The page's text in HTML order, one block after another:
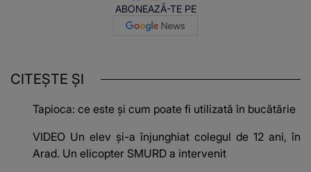
ABONEAZĂ-TE PE
CITEȘTE ȘI
Tapioca: ce este și cum poate fi utilizată în bucătărie
VIDEO Un elev și-a înjunghiat colegul de 12 ani, în
Arad. Un elicopter SMURD a intervenit